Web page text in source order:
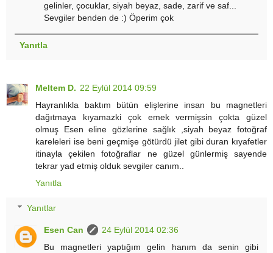
gelinler, çocuklar, siyah beyaz, sade, zarif ve saf...
Sevgiler benden de :) Öperim çok
Yanıtla
Meltem D. 22 Eylül 2014 09:59
Hayranlıkla baktım bütün elişlerine insan bu magnetleri
dağıtmaya kıyamazki çok emek vermişsin çokta güzel
olmuş Esen eline gözlerine sağlık ,siyah beyaz fotoğraf
kareleleri ise beni geçmişe götürdü jilet gibi duran kıyafetler
itinayla çekilen fotoğraflar ne güzel günlermiş sayende
tekrar yad etmiş olduk sevgiler canım..
Yanıtla
Yanıtlar
Esen Can
24 Eylül 2014 02:36
Bu magnetleri yaptığım gelin hanım da senin gibi